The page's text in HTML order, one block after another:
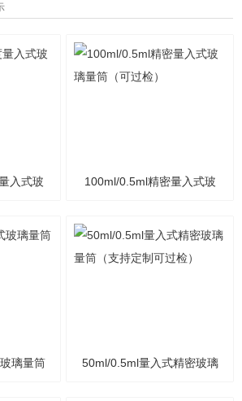
入式玻 100ml/0.5ml精密量入式玻
璃量筒 50ml/0.5ml量入式精密玻璃